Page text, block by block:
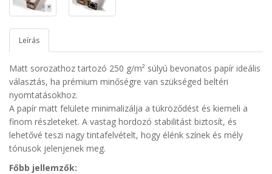
Leírás
Matt sorozathoz tartozó 250 g/m² súlyú bevonatos papír ideális
választás, ha prémium minőségre van szükséged beltéri
nyomtatásokhoz.
A papír matt felülete minimalizálja a tükröződést és kiemeli a
finom részleteket. A vastag hordozó stabilitást biztosít, és
lehetővé teszi nagy tintafelvételt, hogy élénk színek és mély
tónusok jelenjenek meg.
Főbb jellemzők: